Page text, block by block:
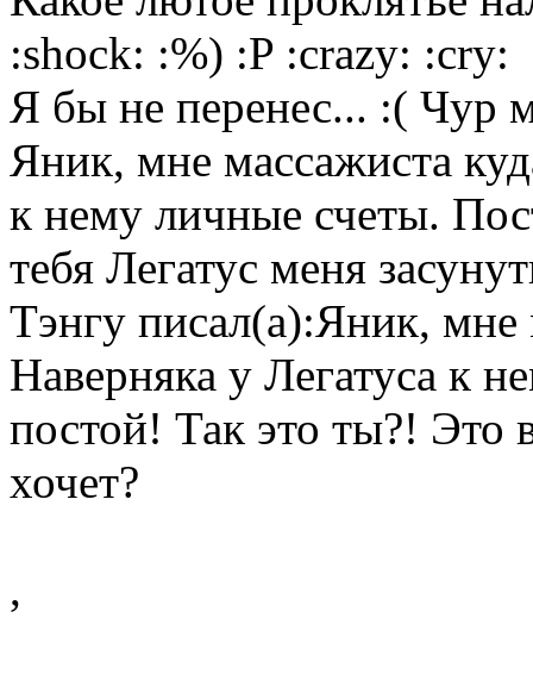
:shock: :%) :P :crazy: :cry:
Я бы не перенес... :( Чур
Яник, мне массажиста
к нему личные счеты.
тебя Легатус меня
Тэнгу писал(а):Яник, мне
Наверняка у Легатуса к
постой! Так это ты?! Это
хочет?
,